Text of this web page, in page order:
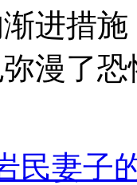
进措
漫了
民妻子